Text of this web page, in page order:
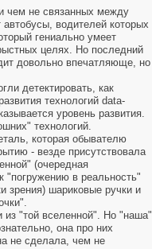
чем не связанных между
водителей которых
гениально умеет
целях. Но последний
довольно впечатляюще, но
детектировать, как
технологий data-
уровень развития.
технологий.
которая обывателю
- везде присутствовала
(очередная
"погружению в реальность"
зрения) шариковые ручки и
из "той вселенной". Но "наша"
она про них
не сделала, чем не